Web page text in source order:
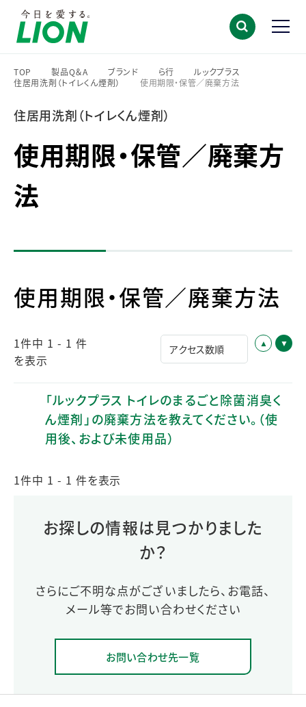
TOP
>
製品Q＆A
>
ブランド
>
ら行
>
ルックプラス
住居用洗剤（トイレくん煙剤）
使用期限・保管／廃棄方法
住居用洗剤（トイレくん煙剤）
使用期限・保管／廃棄方
法
使用期限・保管／廃棄方法
1件中 1 - 1 件
を表示
「ルックプラス トイレのまるごと除菌消臭く
ん煙剤」の廃棄方法を教えてください。（使
用後、および未使用品）
1件中 1 - 1 件を表示
お探しの情報は見つかりました
か？
さらにご不明な点がございましたら、お電話、
メール等でお問い合わせください
お問い合わせ先一覧